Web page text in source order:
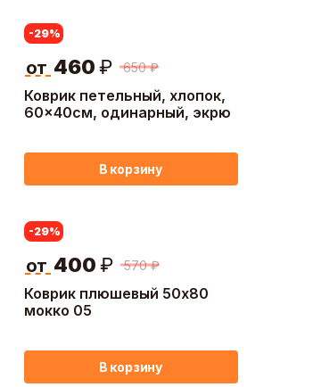
Коврик петельный, хлопок,
60x40см, одинарный, экрю
-29%
650 ₽
от 460₽
В корзину
Коврик плюшевый 50х80
мокко 05
-29%
570 ₽
от 400₽
В корзину